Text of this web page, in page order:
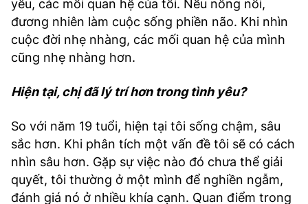
yêu, các mối quan hệ của tôi. Nếu nông nổi,
đương nhiên làm cuộc sống phiền não. Khi nhìn
cuộc đời nhẹ nhàng, các mối quan hệ của mình
cũng nhẹ nhàng hơn.
Hiện tại, chị đã lý trí hơn trong tình yêu?
So với năm 19 tuổi, hiện tại tôi sống chậm, sâu
sắc hơn. Khi phân tích một vấn đề tôi sẽ có cách
nhìn sâu hơn. Gặp sự việc nào đó chưa thể giải
quyết, tôi thường ở một mình để nghiền ngẫm,
đánh giá nó ở nhiều khía cạnh. Quan điểm trong